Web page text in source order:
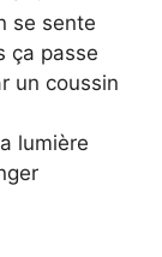
se sente
ça passe
un coussin
lumière